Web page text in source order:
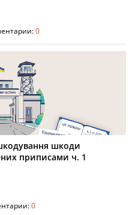
0
шкоди
приписами ч. 1
0